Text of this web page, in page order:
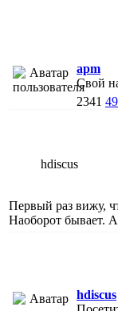
apm
Свой
2341
hdiscus
Первый раз вижу,
Наоборот бывает.
hdiscus